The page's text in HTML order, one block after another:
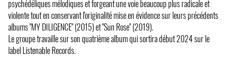
psychédéliques mélodiques et forgeant une voie beaucoup plus radicale et
violente tout en conservant l'originalité mise en évidence sur leurs précédents
albums "MY DILIGENCE" (2015) et "Sun Rose" (2019).
Le groupe travaille sur son quatrième album qui sortira début 2024 sur le
label Listenable Records.